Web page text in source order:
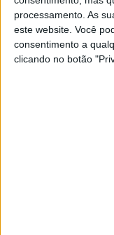
processamento. As
este website. Você
consentimento a
clicando no botão
CULTURA
“Calle